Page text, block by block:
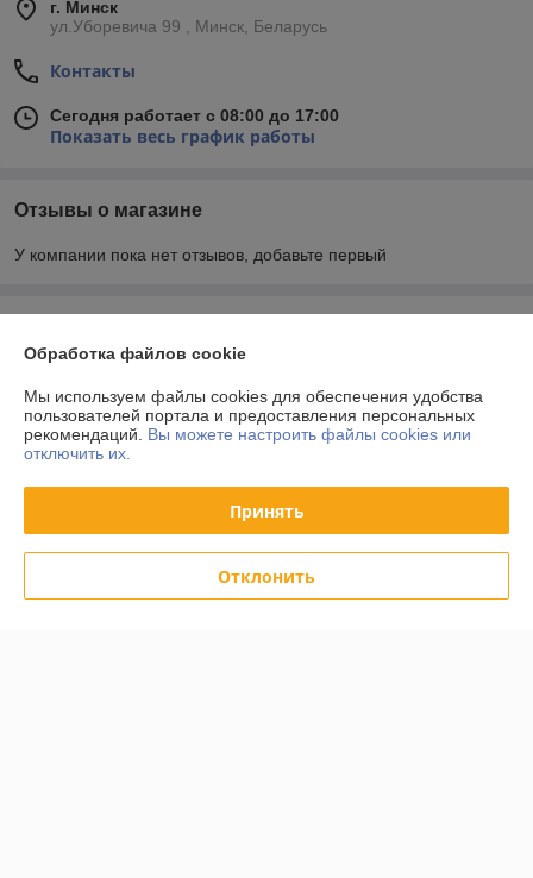
г. Минск
ул.Уборевича 99 , Минск, Беларусь
Контакты
Сегодня работает с 08:00 до 17:00
Показать весь график работы
Отзывы о магазине
У компании пока нет отзывов, добавьте первый
Доставка и оплата
График работы
Полная версия сайта
Политика обработки cookies
Обработка файлов cookie
Мы используем файлы cookies для обеспечения удобства
пользователей портала и предоставления персональных
рекомендаций. Вы можете настроить файлы cookies или
отключить их.
Принять
Отклонить